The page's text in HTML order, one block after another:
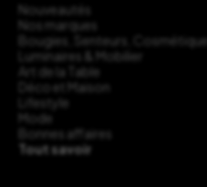
Nouveautés
Nos marques
Bougies, Senteurs, Cosmétique
Luminaires & Mobilier
Art de la Table
Déco et Maison
Lifestyle
Mode
Bonnes affaires
Tout savoir